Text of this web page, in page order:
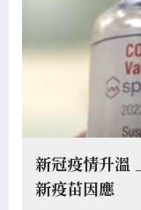
新冠疫情升溫
新疫苗因應